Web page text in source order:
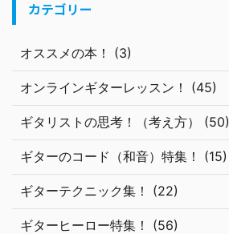
カテゴリー
オススメの本！ (3)
オンラインギターレッスン！ (45)
ギタリストの思考！（考え方） (50)
ギターのコード（和音）特集！ (15)
ギターテクニック集！ (22)
ギターヒーロー特集！ (56)